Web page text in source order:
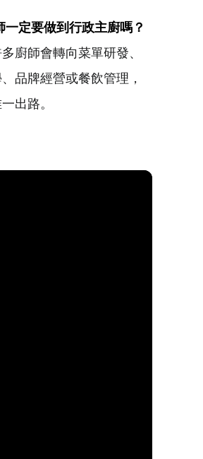
一定要做到行政主廚嗎？
廚師會轉向菜單研發、
品牌經營或餐飲管理，
出路。